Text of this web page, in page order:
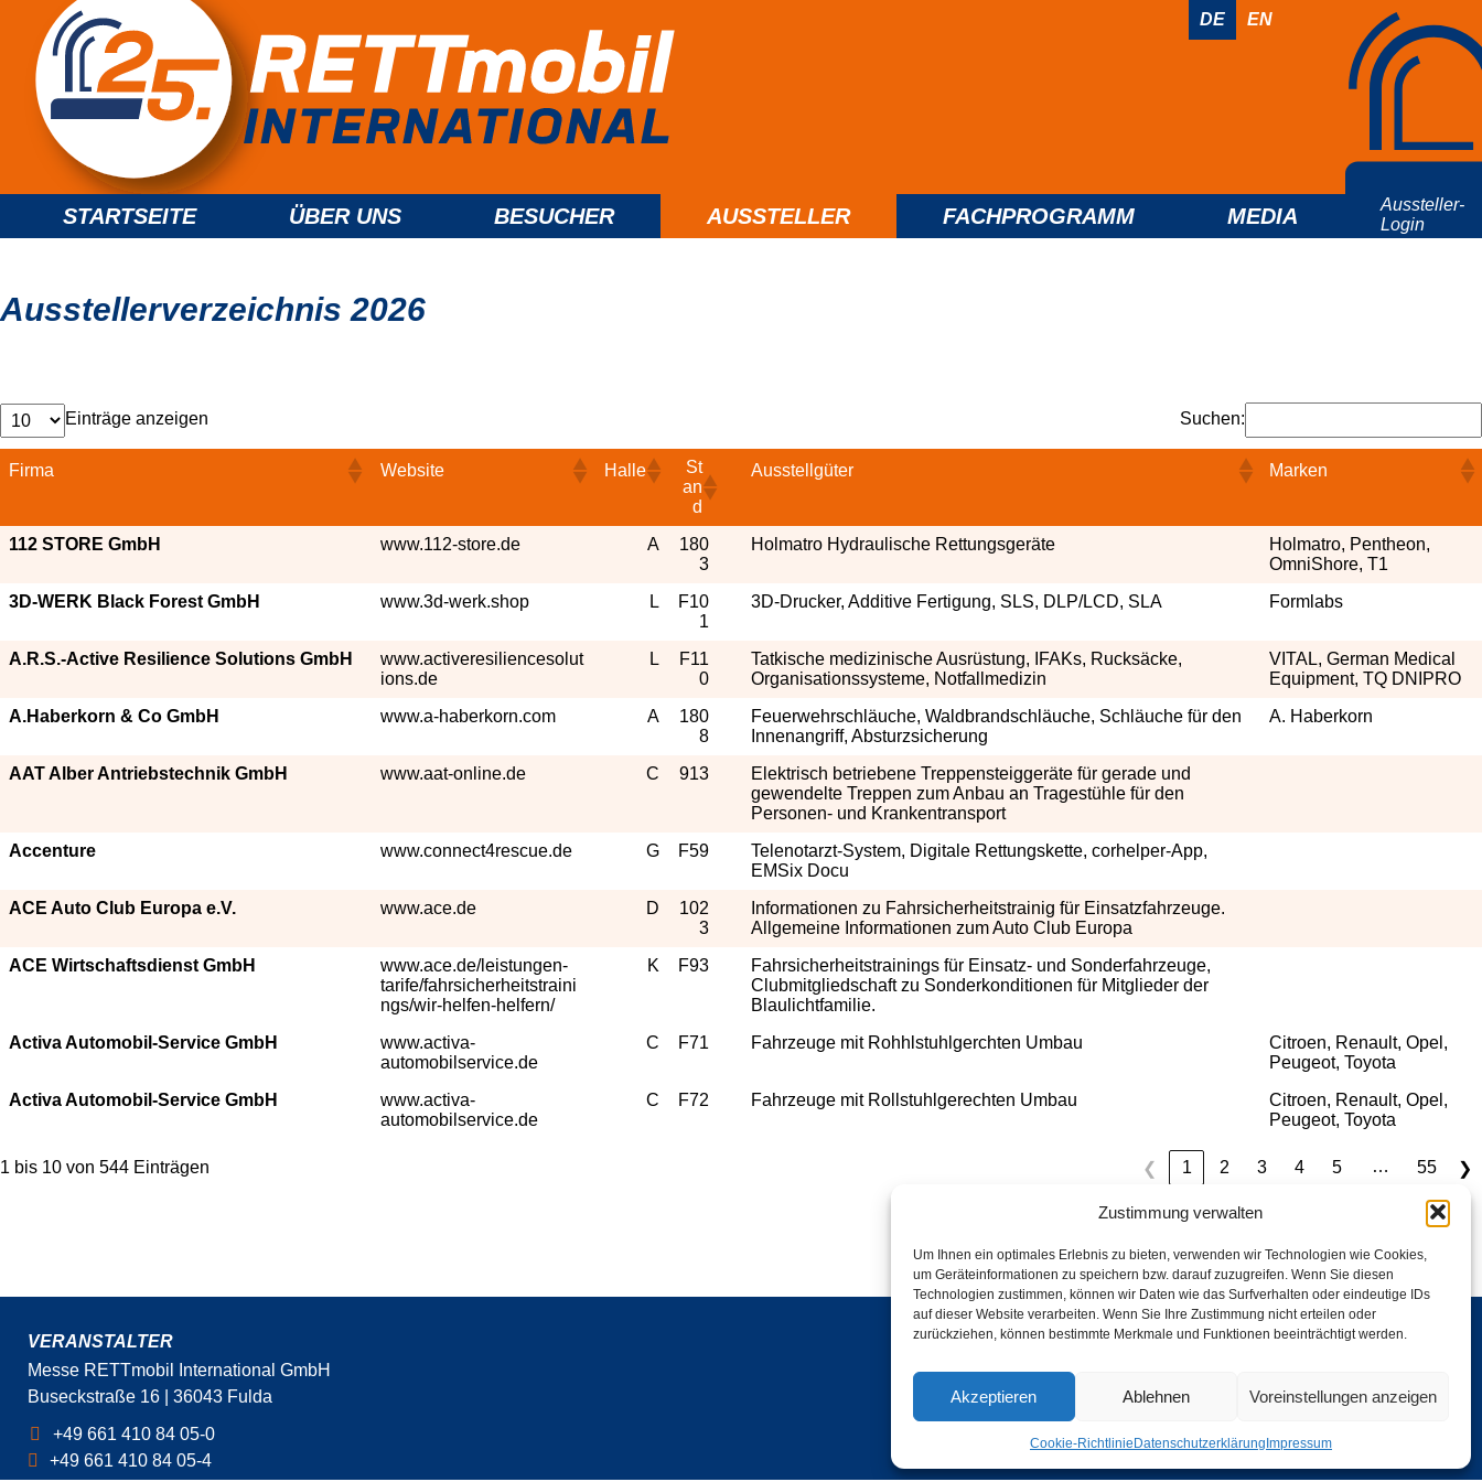
Zustimmung verwalten
Um Ihnen ein optimales Erlebnis zu bieten, verwenden wir Technologien wie Cookies,
um Geräteinformationen zu speichern bzw. darauf zuzugreifen. Wenn Sie diesen
Technologien zustimmen, können wir Daten wie das Surfverhalten oder eindeutige IDs
auf dieser Website verarbeiten. Wenn Sie Ihre Zustimmung nicht erteilen oder
zurückziehen, können bestimmte Merkmale und Funktionen beeinträchtigt werden.
Akzeptieren Ablehnen Voreinstellungen anzeigen
Cookie-Richtlinie Datenschutzerklärung Impressum
DE EN
Aussteller-
Login
STARTSEITE ÜBER UNS BESUCHER AUSSTELLER FACHPROGRAMM MEDIA
Ausstellerverzeichnis 2026
Einträge anzeigen Suchen:
Firma Website Halle
St
an
d
Ausstellgüter Marken
112 STORE GmbH www.112-store.de A
180
3
Holmatro Hydraulische Rettungsgeräte
Holmatro, Pentheon,
OmniShore, T1
3D-WERK Black Forest GmbH
www.3d-werk.shop L
F10
1
3D-Drucker, Additive Fertigung, SLS, DLP/LCD, SLA Formlabs
A.R.S.-Active Resilience Solutions GmbH
www.activeresiliencesolut
ions.de
L
F11
0
Tatkische medizinische Ausrüstung, IFAKs, Rucksäcke,
Organisationssysteme, Notfallmedizin
VITAL, German Medical
Equipment, TQ DNIPRO
A.Haberkorn & Co GmbH
www.a-haberkorn.com A
180
8
Feuerwehrschläuche, Waldbrandschläuche, Schläuche für den
Innenangriff, Absturzsicherung
A. Haberkorn
AAT Alber Antriebstechnik GmbH www.aat-online.de C 913
Elektrisch betriebene Treppensteiggeräte für gerade und
gewendelte Treppen zum Anbau an Tragestühle für den
Personen- und Krankentransport
Accenture
www.connect4rescue.de G F59
Telenotarzt-System, Digitale Rettungskette, corhelper-App,
EMSix Docu
ACE Auto Club Europa e.V.
www.ace.de D
102
3
Informationen zu Fahrsicherheitstrainig für Einsatzfahrzeuge.
Allgemeine Informationen zum Auto Club Europa
ACE Wirtschaftsdienst GmbH
www.ace.de/leistungen-
tarife/fahrsicherheitstraini
ngs/wir-helfen-helfern/
K F93
Fahrsicherheitstrainings für Einsatz- und Sonderfahrzeuge,
Clubmitgliedschaft zu Sonderkonditionen für Mitglieder der
Blaulichtfamilie.
Activa Automobil-Service GmbH
www.activa-
automobilservice.de
C F71 Fahrzeuge mit Rohhlstuhlgerchten Umbau
Citroen, Renault, Opel,
Peugeot, Toyota
Activa Automobil-Service GmbH
www.activa-
automobilservice.de
C F72 Fahrzeuge mit Rollstuhlgerechten Umbau
Citroen, Renault, Opel,
Peugeot, Toyota
1 bis 10 von 544 Einträgen ❮ 1 2 3 4 5 … 55 ❯
VERANSTALTER
Messe RETTmobil International GmbH
Buseckstraße 16 | 36043 Fulda
+49 661 410 84 05-0
+49 661 410 84 05-4